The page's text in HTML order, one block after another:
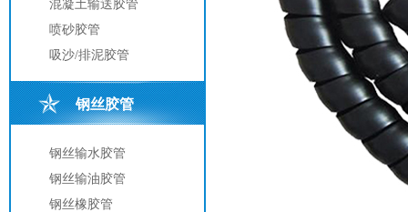
混凝土输送胶管
喷砂胶管
吸沙/排泥胶管
钢丝胶管
钢丝输水胶管
钢丝输油胶管
钢丝橡胶管